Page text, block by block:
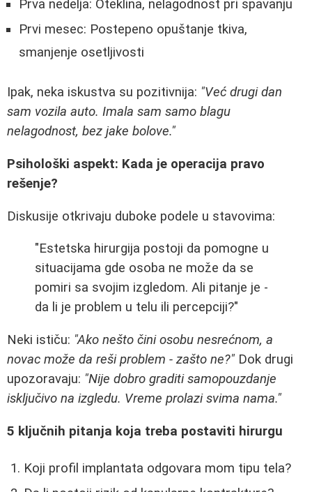
Prva nedelja: Oteklina, nelagodnost pri spavanju
Prvi mesec: Postepeno opuštanje tkiva,
smanjenje osetljivosti
Ipak, neka iskustva su pozitivnija: "Već drugi dan
sam vozila auto. Imala sam samo blagu
nelagodnost, bez jake bolove."
Psihološki aspekt: Kada je operacija pravo
rešenje?
Diskusije otkrivaju duboke podele u stavovima:
"Estetska hirurgija postoji da pomogne u
situacijama gde osoba ne može da se
pomiri sa svojim izgledom. Ali pitanje je -
da li je problem u telu ili percepciji?"
Neki ističu: "Ako nešto čini osobu nesrećnom, a
novac može da reši problem - zašto ne?" Dok drugi
upozoravaju: "Nije dobro graditi samopouzdanje
isključivo na izgledu. Vreme prolazi svima nama."
5 ključnih pitanja koja treba postaviti hirurgu
Koji profil implantata odgovara mom tipu tela?